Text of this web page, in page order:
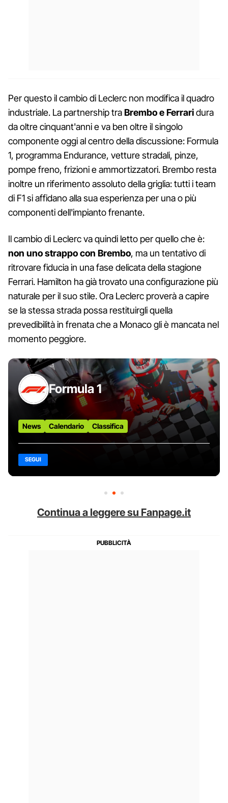
Per questo il cambio di Leclerc non modifica il quadro
industriale. La partnership traBrembo e Ferraridura
da oltre cinquant'anni e va ben oltre il singolo
componente oggi al centro della discussione: Formula
1, programma Endurance, vetture stradali, pinze,
pompe freno, frizioni e ammortizzatori. Brembo resta
inoltre un riferimento assoluto della griglia: tutti i team
di F1 si affidano alla sua esperienza per una o più
componenti dell'impianto frenante.
Il cambio di Leclerc va quindi letto per quello che è:
non uno strappo con Brembo, ma un tentativo di
ritrovare fiducia in una fase delicata della stagione
Ferrari. Hamilton ha già trovato una configurazione più
naturale per il suo stile. Ora Leclerc proverà a capire
se la stessa strada possa restituirgli quella
prevedibilità in frenata che a Monaco gli è mancata nel
momento peggiore.
Formula 1
News Calendario Classifica
SEGUI
Continua a leggere su Fanpage.it